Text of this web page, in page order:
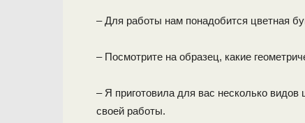
– Для работы нам понадобится цветная
– Посмотрите на образец, какие
– Я приготовила для вас несколько
своей работы.